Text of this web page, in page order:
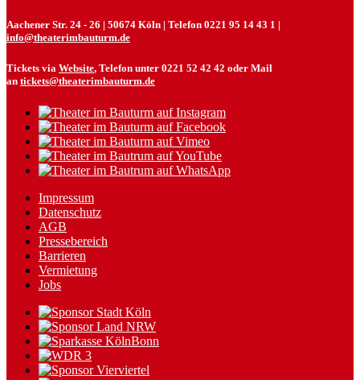
Aachener Str. 24 - 26 | 50674 Köln | Telefon 0221 95 14 43 1 |
info@theaterimbauturm.de
Tickets via Website, Telefon unter 0221 52 42 42 oder Mail
an tickets@theaterimbauturm.de
Impressum
Datenschutz
AGB
Pressebereich
Barrieren
Vermietung
Jobs